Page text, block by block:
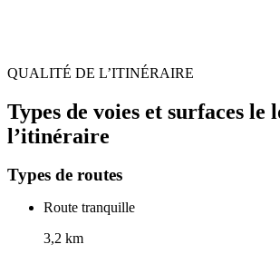
QUALITÉ DE L’ITINÉRAIRE
Types de voies et surfaces le
l’itinéraire
Types de routes
Route tranquille
3,2 km